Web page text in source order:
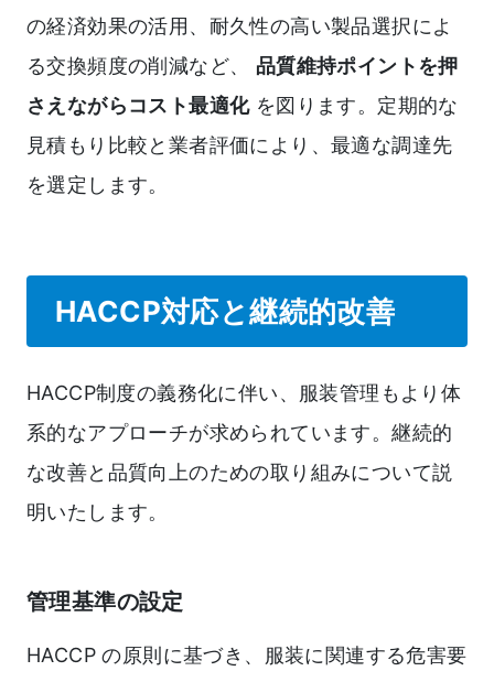
の経済効果の活用、耐久性の高い製品選択によ
る交換頻度の削減など、 品質維持ポイントを押
さえながらコスト最適化を図ります。定期的な
見積もり比較と業者評価により、最適な調達先
を選定します。
HACCP対応と継続的改善
HACCP制度の義務化に伴い、服装管理もより体
系的なアプローチが求められています。継続的
な改善と品質向上のための取り組みについて説
明いたします。
管理基準の設定
HACCP の原則に基づき、服装に関連する危害要